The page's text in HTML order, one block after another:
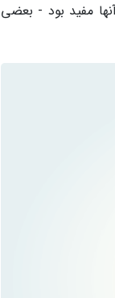
مفید بود - بعضی